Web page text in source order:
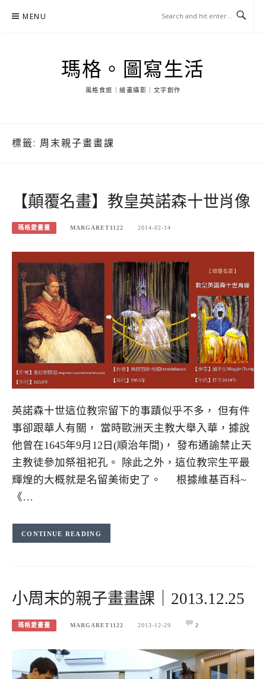
MENU
瑪格。圖寫生活
風格食旅｜繪畫攝影｜文字創作
標籤: 周末親子畫畫課
【顛覆名畫】教皇英諾森十世肖像
瑪格愛畫畫 MARGARET1122 2014-02-14
英諾森十世這位教宗留下的事蹟似乎不多， 但有件
事卻跟華人有關， 當時歐洲天主教大舉入華，據說
他曾在1645年9月12日(順治年間)， 發布通諭禁止天
主教徒參加祭祖祀孔。 除此之外，這位教宗生平最
輝煌的大概就是名留美術史了。 根據維基百科~
《…
CONTINUE READING
小周末的親子畫畫課｜2013.12.25
瑪格愛畫畫 MARGARET1122 2013-12-29 2